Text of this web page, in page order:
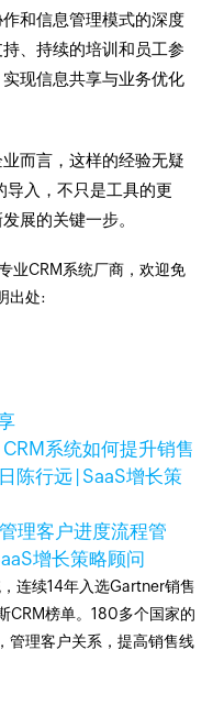
和信息管理模式的深度
、持续的培训和员工参
现信息共享与业务优化
而言，这样的经验无疑
导入，不只是工具的更
展的关键一步。
业CRM系统厂商，欢迎免
出处:
系统如何提升销售
陈行远 | SaaS增长策
理客户进度流程管
增长策略顾问
连续14年入选Gartner销售
CRM榜单。180多个国家的
管理客户关系，提高销售线